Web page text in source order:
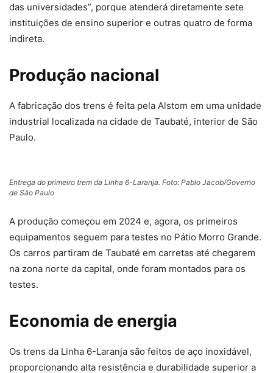
das universidades”, porque atenderá diretamente sete
instituições de ensino superior e outras quatro de forma
indireta.
Produção nacional
A fabricação dos trens é feita pela Alstom em uma unidade
industrial localizada na cidade de Taubaté, interior de São
Paulo.
Entrega do primeiro trem da Linha 6-Laranja. Foto: Pablo Jacob/Governo
de São Paulo
A produção começou em 2024 e, agora, os primeiros
equipamentos seguem para testes no Pátio Morro Grande.
Os carros partiram de Taubaté em carretas até chegarem
na zona norte da capital, onde foram montados para os
testes.
Economia de energia
Os trens da Linha 6-Laranja são feitos de aço inoxidável,
proporcionando alta resistência e durabilidade superior a